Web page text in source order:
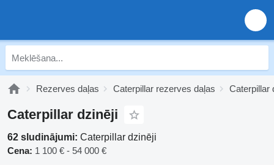
Rezerves daļas Caterpillar rezerves daļas Caterpillar
Caterpillar dzinēji
62 sludinājumi: Caterpillar dzinēji
Cena: 1 100 € - 54 000 €